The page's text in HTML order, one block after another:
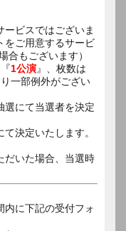
ービスではございま
をご用意するサービ
合もございます）
1公演』、枚数は
一部例外がござい
選にて当選者を決定
決定いたします。
だいた場合、当選時
内に下記の受付フォ